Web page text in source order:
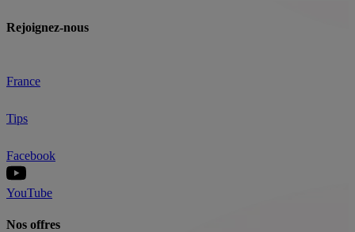
Rejoignez-nous
France
Tips
Facebook
YouTube
Nos offres